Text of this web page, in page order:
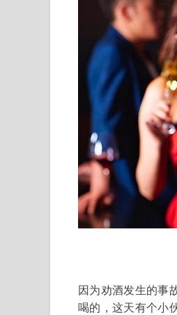
因为劝酒发生的事
喝的，这天有个小